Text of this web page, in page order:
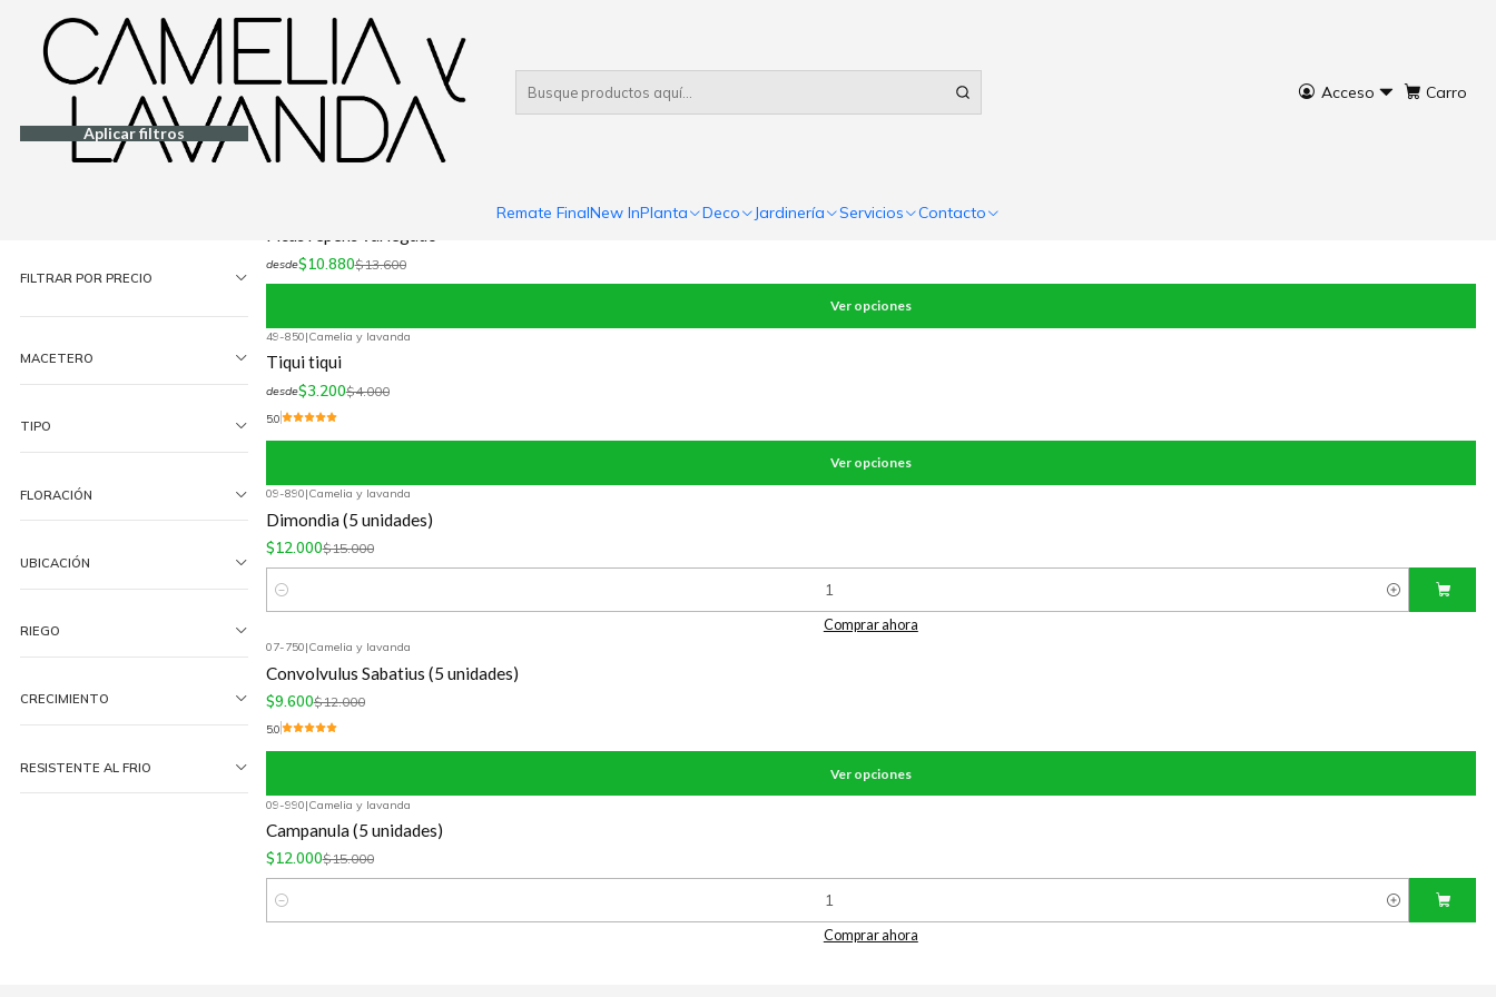
Acceso Carro
Remate FinalNew InPlanta Deco Jardinería Servicios Contacto
Inicio Planta Plantas Cubresuelos
Filtrar Productos
1-6 de 6 productos
Aplicar filtros
ORDENAR POR
FILTRAR POR PRECIO
MACETERO
TIPO
FLORACIÓN
UBICACIÓN
RIEGO
CRECIMIENTO
RESISTENTE AL FRIO
-20%OFF
|Camelia y Lavanda
Ficus repens
$9.600 $12.000
desde$10.880$13.600
Ver opciones
49-850|Camelia y lavanda
Tiqui tiqui
desde$3.200$4.000
5.0
Ver opciones
09-890|Camelia y lavanda
Dimondia (5 unidades)
$12.000$15.000
Cantidad
Comprar ahora
07-750|Camelia y lavanda
Convolvulus Sabatius (5 unidades)
$9.600$12.000
5.0
Ver opciones
09-990|Camelia y lavanda
Campanula (5 unidades)
$12.000$15.000
Cantidad
Comprar ahora